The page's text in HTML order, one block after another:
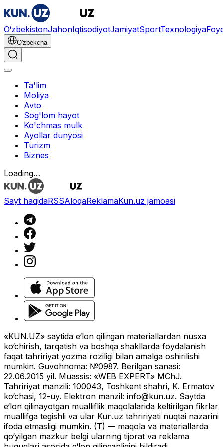
O‘zbekistonJahonIqtisodiyotJamiyatSportTexnologiya
O'zbekcha
Ta'lim
Moliya
Avto
Sog'lom hayot
Ko'chmas mulk
Ayollar dunyosi
Turizm
Biznes
Loading…
Sayt haqidaRSSAloqaReklamaKun.uz jamoasi
«KUN.UZ» saytida e‘lon qilingan materiallardan nusxa
ko‘chirish, tarqatish va boshqa shakllarda foydalanish
faqat tahririyat yozma roziligi bilan amalga oshirilishi
mumkin. Guvohnoma: №0987. Berilgan sanasi:
22.06.2015 yil. Muassis: «WEB EXPERT» MChJ.
Tahririyat manzili: 100043, Toshkent shahri, K. Ermatov
ko‘chasi, 12-uy. Elektron manzil: info@kun.uz. Saytda
e‘lon qilinayotgan mualliflik maqolalarida keltirilgan fikrlar
muallifga tegishli va ular Kun.uz tahririyati nuqtai nazarini
ifoda etmasligi mumkin. (T) — maqola va materiallarda
qo‘yilgan mazkur belgi ularning tijorat va reklama